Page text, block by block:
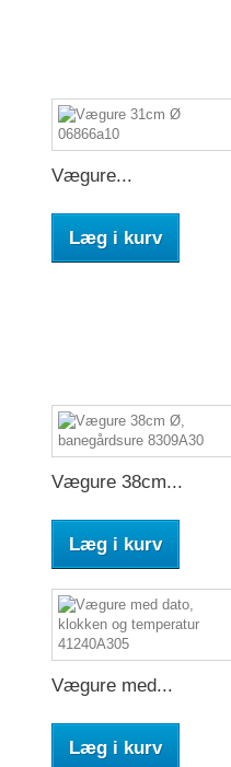
Vægure...
Læg i kurv
Vægure 38cm...
Læg i kurv
Vægure med...
Læg i kurv